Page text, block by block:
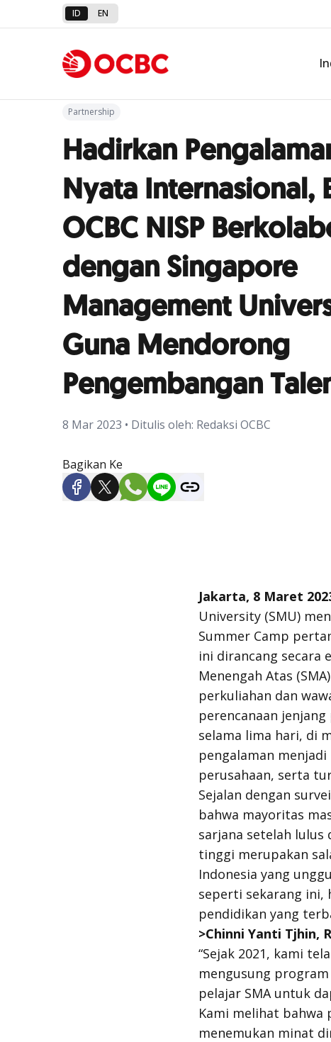
ID EN
Kembali ke Siaran Pers
Partnership
Hadirkan
Nyata Internasional,
OCBC NISP
dengan Singapore
Management
Guna Mendorong
Pengembangan
8 Mar 2023 • Ditulis oleh: Redaksi OCBC
Bagikan Ke
Jakarta, 8 Maret
University (SMU)
Summer Camp
ini dirancang secara
Menengah Atas
perkuliahan dan
perencanaan
selama lima hari, di
pengalaman
perusahaan, serta
Sejalan dengan
bahwa mayoritas
sarjana setelah lulus
tinggi merupakan
Indonesia yang
seperti sekarang ini,
pendidikan yang
>Chinni Yanti Tjhin,
“Sejak 2021, kami
mengusung program
pelajar SMA untuk
Kami melihat bahwa
menemukan minat